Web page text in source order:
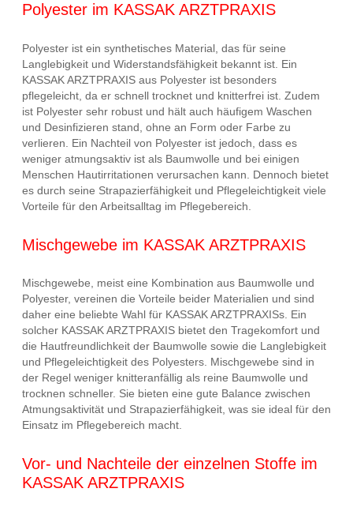
Polyester im KASSAK ARZTPRAXIS
Polyester ist ein synthetisches Material, das für seine
Langlebigkeit und Widerstandsfähigkeit bekannt ist. Ein
KASSAK ARZTPRAXIS aus Polyester ist besonders
pflegeleicht, da er schnell trocknet und knitterfrei ist. Zudem
ist Polyester sehr robust und hält auch häufigem Waschen
und Desinfizieren stand, ohne an Form oder Farbe zu
verlieren. Ein Nachteil von Polyester ist jedoch, dass es
weniger atmungsaktiv ist als Baumwolle und bei einigen
Menschen Hautirritationen verursachen kann. Dennoch bietet
es durch seine Strapazierfähigkeit und Pflegeleichtigkeit viele
Vorteile für den Arbeitsalltag im Pflegebereich.
Mischgewebe im KASSAK ARZTPRAXIS
Mischgewebe, meist eine Kombination aus Baumwolle und
Polyester, vereinen die Vorteile beider Materialien und sind
daher eine beliebte Wahl für KASSAK ARZTPRAXISs. Ein
solcher KASSAK ARZTPRAXIS bietet den Tragekomfort und
die Hautfreundlichkeit der Baumwolle sowie die Langlebigkeit
und Pflegeleichtigkeit des Polyesters. Mischgewebe sind in
der Regel weniger knitteranfällig als reine Baumwolle und
trocknen schneller. Sie bieten eine gute Balance zwischen
Atmungsaktivität und Strapazierfähigkeit, was sie ideal für den
Einsatz im Pflegebereich macht.
Vor- und Nachteile der einzelnen Stoffe im
KASSAK ARZTPRAXIS